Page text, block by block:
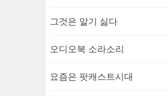
그것은 알기 싫다
오디오북 소라소리
요즘은 팟캐스트시대